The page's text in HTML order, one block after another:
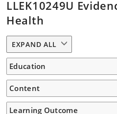
LLEK10249U
Health
EXPAND ALL
Education
Content
Learning Outcome